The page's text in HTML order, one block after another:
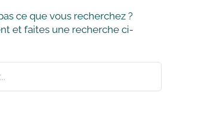
ce que vous recherchez ?
et faites une recherche ci-